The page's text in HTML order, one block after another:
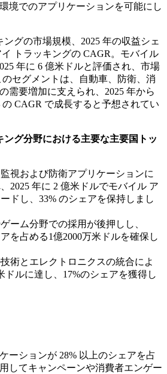
境でのアプリケーションを可能にし
グの市場規模、2025 年の収益シェ
トラッキングの CAGR。モバイル
年に 6 億米ドルと評価され、市場
セグメントは、自動車、防衛、消
需要増加に支えられ、2025 年から
の CAGR で成長すると予想されてい
ング分野における主要な主要国トッ
視および防衛アプリケーションに
2025 年に 2 億米ドルでモバイル ア
ドし、33% のシェアを保持しまし
ーム分野での採用が後押しし、
を占める1億2000万米ドルを確保し
術とエレクトロニクスの統合によ
ドルに達し、17%のシェアを獲得し
ーションが 28% 以上のシェアを占
してキャンペーンや消費者エンゲー